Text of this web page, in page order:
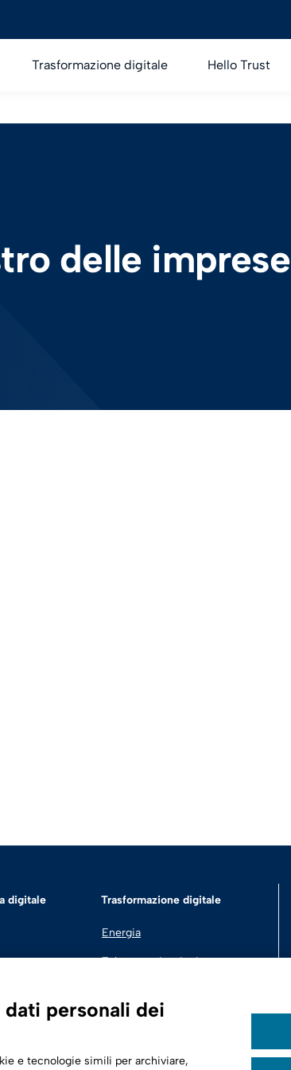
Trasformazione digitale Hello Trust
delle imprese
digitale
Digitale
Trasformazione digitale
Energia
Telecomunicazioni
personali dei
e tecnologie simili per archiviare,